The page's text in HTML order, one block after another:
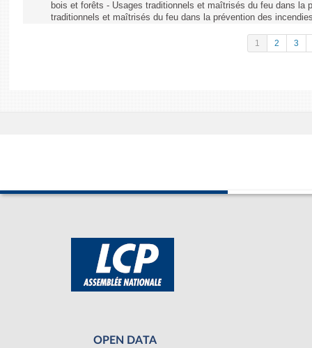
bois et forêts - Usages traditionnels et maîtrisés du feu dans la
traditionnels et maîtrisés du feu dans la prévention des
1 2 3
OPEN DATA